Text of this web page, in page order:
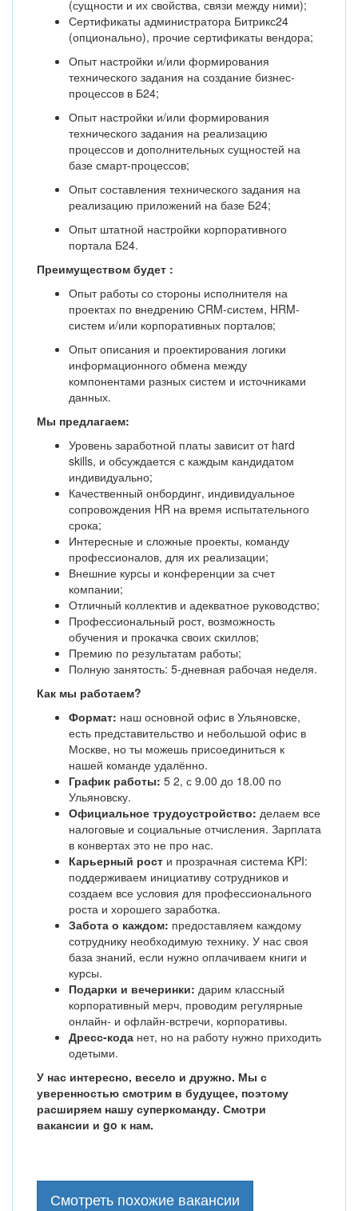
(сущности и их свойства, связи между ними);
Сертификаты администратора Битрикс24
(опционально), прочие сертификаты вендора;
Опыт настройки и/или формирования
технического задания на создание бизнес-
процессов в Б24;
Опыт настройки и/или формирования
технического задания на реализацию
процессов и дополнительных сущностей на
базе смарт-процессов;
Опыт составления технического задания на
реализацию приложений на базе Б24;
Опыт штатной настройки корпоративного
портала Б24.
Преимуществом будет :
Опыт работы со стороны исполнителя на
проектах по внедрению CRM-систем, HRM-
систем и/или корпоративных порталов;
Опыт описания и проектирования логики
информационного обмена между
компонентами разных систем и источниками
данных.
Мы предлагаем:
Уровень заработной платы зависит от hard
skills, и обсуждается с каждым кандидатом
индивидуально;
Качественный онбординг, индивидуальное
сопровождения HR на время испытательного
срока;
Интересные и сложные проекты, команду
профессионалов, для их реализации;
Внешние курсы и конференции за счет
компании;
Отличный коллектив и адекватное руководство;
Профессиональный рост, возможность
обучения и прокачка своих скиллов;
Премию по результатам работы;
Полную занятость: 5-дневная рабочая неделя.
Как мы работаем?
Формат: наш основной офис в Ульяновске,
есть представительство и небольшой офис в
Москве, но ты можешь присоединиться к
нашей команде удалённо.
График работы: 5 2, с 9.00 до 18.00 по
Ульяновску.
Официальное трудоустройство: делаем все
налоговые и социальные отчисления. Зарплата
в конвертах это не про нас.
Карьерный рост и прозрачная система KPI:
поддерживаем инициативу сотрудников и
создаем все условия для профессионального
роста и хорошего заработка.
Забота о каждом: предоставляем каждому
сотруднику необходимую технику. У нас своя
база знаний, если нужно оплачиваем книги и
курсы.
Подарки и вечеринки: дарим классный
корпоративный мерч, проводим регулярные
онлайн- и офлайн-встречи, корпоративы.
Дресс-кода нет, но на работу нужно приходить
одетыми.
У нас интересно, весело и дружно. Мы с
уверенностью смотрим в будущее, поэтому
расширяем нашу суперкоманду. Смотри
вакансии и go к нам.
Смотреть похожие вакансии